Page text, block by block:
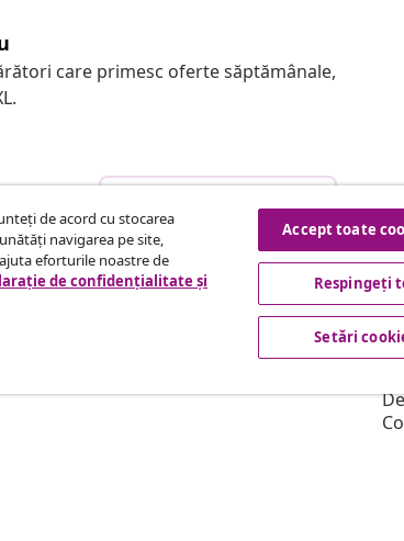
care primesc oferte săptămânale,
ta.
Retragere din contract
Business
de acord cu stocarea
navigarea pe site,
eforturile noastre de
de confidențialitate și
Accept toate
Respingeți
Setări